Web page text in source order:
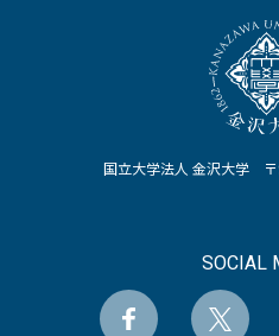
国立大学法人 金沢大学
SOCIAL